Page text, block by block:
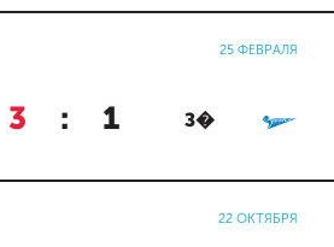
25 ФЕВРАЛЯ
3 : 1 З�
22 ОКТЯБРЯ